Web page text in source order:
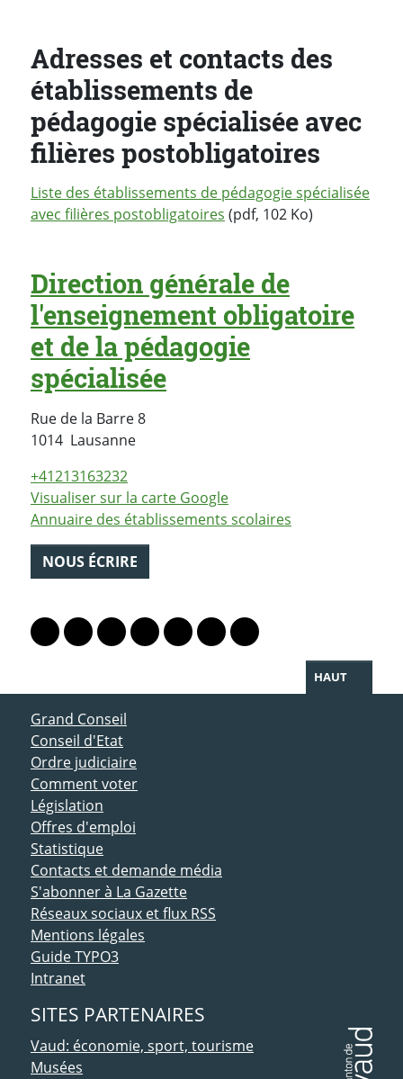
Adresses et contacts des
établissements de
pédagogie spécialisée avec
filières postobligatoires
Liste des établissements de pédagogie spécialisée
avec filières postobligatoires (pdf, 102 Ko)
Direction générale de
l'enseignement obligatoire
et de la pédagogie
spécialisée
Rue de la Barre 8
1014 LausanneSuisse
+41213163232
Visualiser sur la carte Google
Annuaire des établissements scolaires
NOUS ÉCRIRE
Lien vers le profil Mastodon
Lien vers le profil Bluesky
Lien vers le profil Instagram
Lien vers le profil Linkedin
Lien vers le profil Facebook
Lien vers le profil Twitter
Partager par WhatsApp
HAUT
ACCÈS DIRECT
Grand Conseil
Conseil d'Etat
Ordre judiciaire
Comment voter
Législation
Offres d'emploi
Statistique
Contacts et demande média
S'abonner à La Gazette
Réseaux sociaux et flux RSS
Mentions légales
Guide TYPO3
Intranet
SITES PARTENAIRES
Vaud: économie, sport, tourisme
Musées